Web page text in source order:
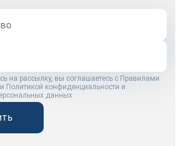
на рассылку, вы соглашаетесь с Правилами
и Политикой конфиденциальности и
данных